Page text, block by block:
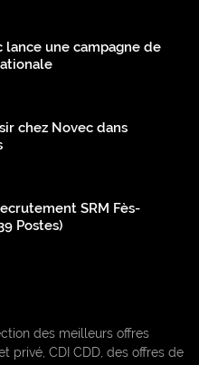
lance une campagne de
chez Novec dans
SRM Fès-
Postes)
des meilleurs offres
privé, CDI CDD, des offres de